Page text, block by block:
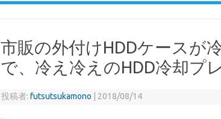
市販の外付けHDDケースが
で、冷え冷えのHDD冷却プ
投稿者:futsutsukamono 2018/08/14